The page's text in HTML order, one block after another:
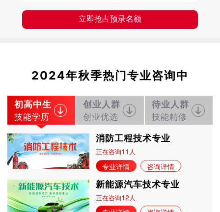
立即预约
计算机应用与维修 43 技能证书+学历证书 立即预约
铁路客运服务 150 129 技能证书+学历证书 立即预约
公路施工与养护 26 技能证书+学历证书 立即预约
立即抢占预录名额
2024年秋季热门专业咨询中
初高中生
技能学历
创业人群
创业优选
待业人群
技能精修
消防工程技术专业
正在咨询11 人
专业详情 咨询详情
新能源汽车技术专业
正在咨询12 人